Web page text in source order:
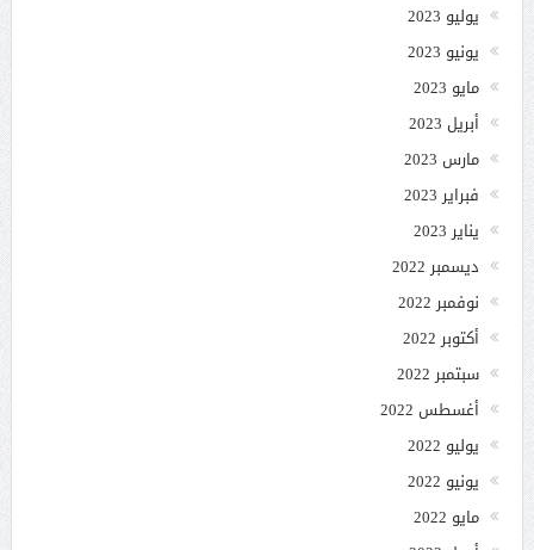
يوليو 2023
يونيو 2023
مايو 2023
أبريل 2023
مارس 2023
فبراير 2023
يناير 2023
ديسمبر 2022
نوفمبر 2022
أكتوبر 2022
سبتمبر 2022
أغسطس 2022
يوليو 2022
يونيو 2022
مايو 2022